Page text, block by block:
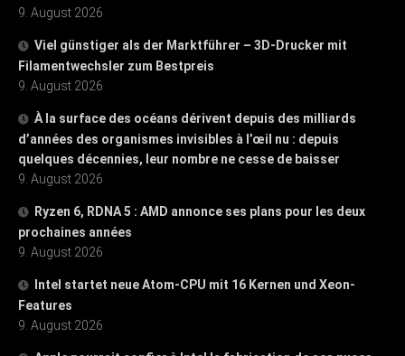
9. August 2026
Viel günstiger als der Marktführer – 3D-Drucker mit
Filamentwechsler zum Bestpreis
9. August 2026
À la surface des océans dérivent depuis des milliards
d’années des organismes invisibles à l’œil nu : depuis
quelques décennies, leur nombre ne cesse de baisser
9. August 2026
Ryzen 6, RDNA 5 : AMD annonce ses plans pour les deux
prochaines années
9. August 2026
Intel startet neue Atom-CPU mit 16 Kernen und Xeon-
Features
9. August 2026